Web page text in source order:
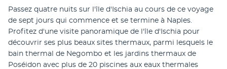
Passez quatre nuits sur l'île d'Ischia au cours de ce voyage
de sept jours qui commence et se termine à Naples.
Profitez d'une visite panoramique de l'île d'Ischia pour
découvrir ses plus beaux sites thermaux, parmi lesquels le
bain thermal de Negombo et les jardins thermaux de
Poséidon avec plus de 20 piscines aux eaux thermales